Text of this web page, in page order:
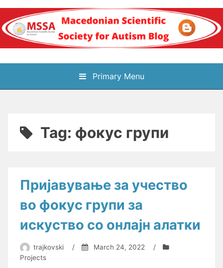
Skip
content
Блог на
Македонското научно
здружение за
Primary Menu
Tag: фокус групи
Пријавување за учество
во фокус групи за
искуство со онлајн алатки
trajkovski / March 24, 2022
/
Projects